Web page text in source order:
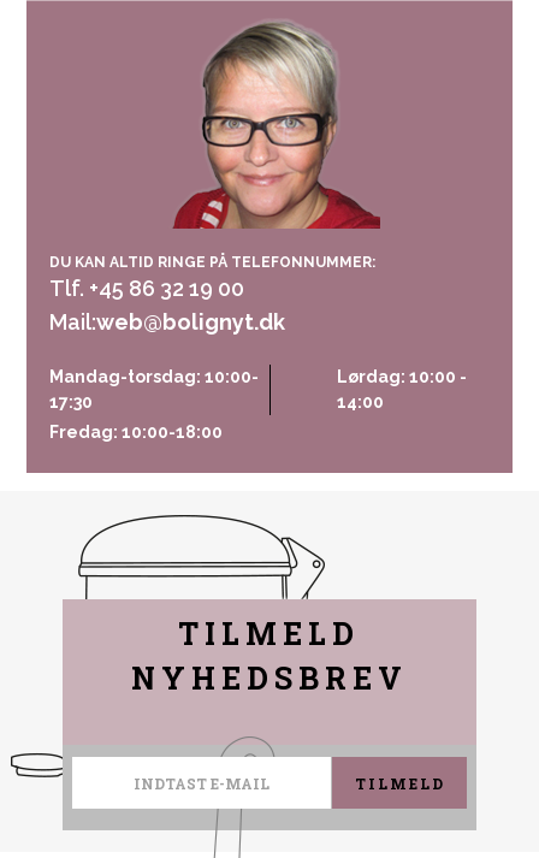
DU KAN ALTID RINGE PÅ TELEFONNUMMER:
Tlf. +45 86 32 19 00
Mail:web@bolignyt.dk
Mandag-torsdag: 10:00-
17:30
Fredag: 10:00-18:00
Lørdag: 10:00 -
14:00
TILMELD
NYHEDSBREV
TILMELD